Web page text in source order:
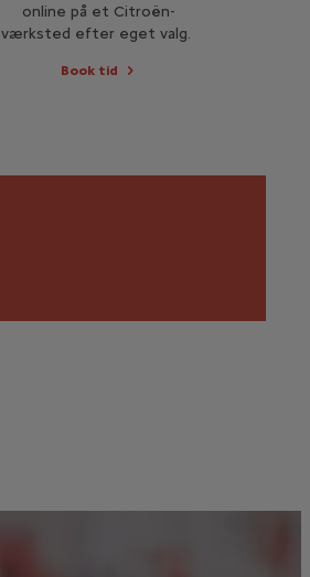
online på et Citroën-
værksted efter eget valg.
Book tid